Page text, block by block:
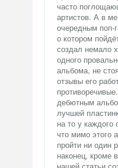
часто
артистов. А в
очередным поп-
о котором
создал немало
одного
альбома, не
отзывы его
дебютным
лучшей
на то у каждого
что мимо этого
пройти ни один
наконец, кроме